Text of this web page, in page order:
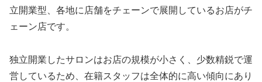
立開業型、各地に店舗をチェーンで展開しているお店がチ
ェーン店です。
独立開業したサロンはお店の規模が小さく、少数精鋭で運
営しているため、在籍スタッフは全体的に高い傾向にあり